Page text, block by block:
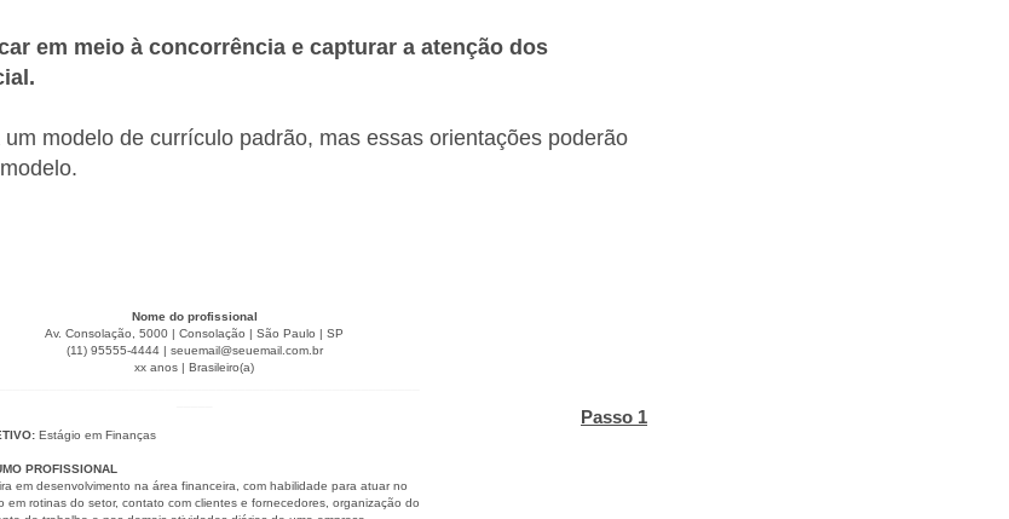
em meio à concorrência e capturar a atenção dos
modelo de currículo padrão, mas essas orientações poderão
Passo 1
Nome do profissional
Av. Consolação, 5000 | Consolação | São Paulo | SP
(11) 95555-4444 | seuemail@seuemail.com.br
xx anos | Brasileiro(a)
Estágio em Finanças
PROFISSIONAL
em desenvolvimento na área financeira, com habilidade para atuar no
em rotinas do setor, contato com clientes e fornecedores, organização do